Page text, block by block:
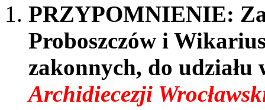
PRZYPOMNIENIE:
Proboszczów i
zakonnych, do udziału
Archidiecezji